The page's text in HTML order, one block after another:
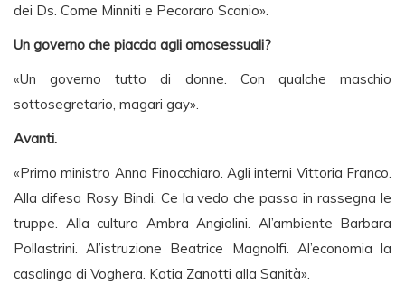
dei Ds. Come Minniti e Pecoraro Scanio».
Un governo che piaccia agli omosessuali?
«Un governo tutto di donne. Con qualche maschio
sottosegretario, magari gay».
Avanti.
«Primo ministro Anna Finocchiaro. Agli interni Vittoria Franco.
Alla difesa Rosy Bindi. Ce la vedo che passa in rassegna le
truppe. Alla cultura Ambra Angiolini. Al’ambiente Barbara
Pollastrini. Al’istruzione Beatrice Magnolfi. Al’economia la
casalinga di Voghera. Katia Zanotti alla Sanità».